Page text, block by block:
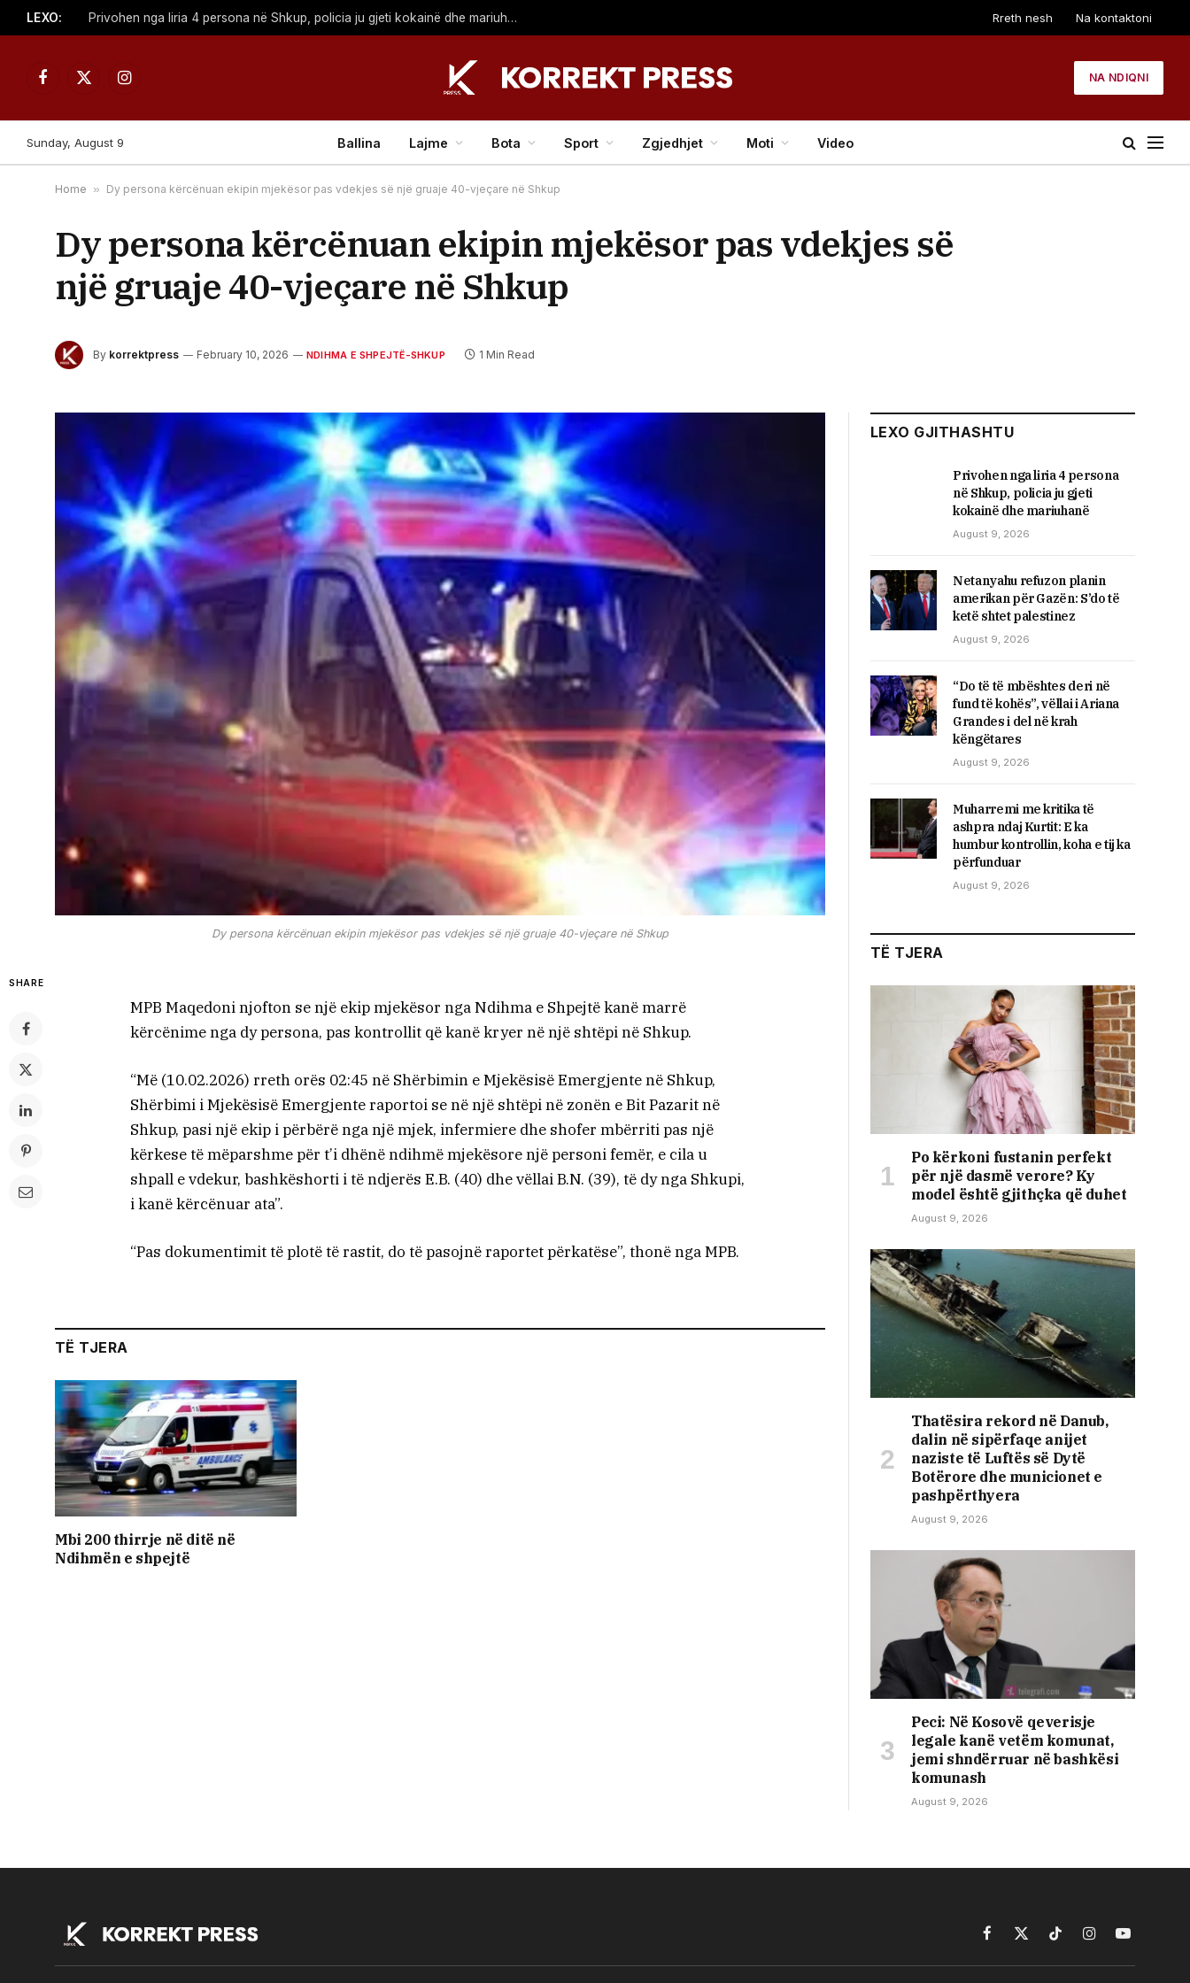
LEXO: Privohen nga liria 4 persona në Shkup, policia ju gjeti kokainë dhe mariuhanë Rreth nesh Na kontaktoni
Facebook
X
Instagram
NA NDIQNI
Sunday, August 9 Ballina Lajme Bota Sport Zgjedhjet Moti Video
Home » Dy persona kërcënuan ekipin mjekësor pas vdekjes së një gruaje 40-vjeçare në Shkup
Dy persona kërcënuan ekipin mjekësor pas vdekjes së
një gruaje 40-vjeçare në Shkup
By korrektpress February 10, 2026 NDIHMA E SHPEJTË-SHKUP 1 Min Read
Dy persona kërcënuan ekipin mjekësor pas vdekjes së një gruaje 40-vjeçare në Shkup
SHARE
MPB Maqedoni njofton se një ekip mjekësor nga Ndihma e Shpejtë kanë marrë
kërcënime nga dy persona, pas kontrollit që kanë kryer në një shtëpi në Shkup.
“Më (10.02.2026) rreth orës 02:45 në Shërbimin e Mjekësisë Emergjente në Shkup,
Shërbimi i Mjekësisë Emergjente raportoi se në një shtëpi në zonën e Bit Pazarit në
Shkup, pasi një ekip i përbërë nga një mjek, infermiere dhe shofer mbërriti pas një
kërkese të mëparshme për t’i dhënë ndihmë mjekësore një personi femër, e cila u
shpall e vdekur, bashkëshorti i të ndjerës E.B. (40) dhe vëllai B.N. (39), të dy nga Shkupi,
i kanë kërcënuar ata”.
“Pas dokumentimit të plotë të rastit, do të pasojnë raportet përkatëse”, thonë nga MPB.
TË TJERA
Mbi 200 thirrje në ditë në
Ndihmën e shpejtë
LEXO GJITHASHTU
Privohen nga liria 4 persona
në Shkup, policia ju gjeti
kokainë dhe mariuhanë
August 9, 2026
Netanyahu refuzon planin
amerikan për Gazën: S’do të
ketë shtet palestinez
August 9, 2026
“Do të të mbështes deri në
fund të kohës”, vëllai i Ariana
Grandes i del në krah
këngëtares
August 9, 2026
Muharremi me kritika të
ashpra ndaj Kurtit: E ka
humbur kontrollin, koha e tij ka
përfunduar
August 9, 2026
TË TJERA
Po kërkoni fustanin perfekt
për një dasmë verore? Ky
model është gjithçka që duhet
August 9, 2026
Thatësira rekord në Danub,
dalin në sipërfaqe anijet
naziste të Luftës së Dytë
Botërore dhe municionet e
pashpërthyera
August 9, 2026
Peci: Në Kosovë qeverisje
legale kanë vetëm komunat,
jemi shndërruar në bashkësi
komunash
August 9, 2026
Facebook
X
TikTokInstagramYouTube